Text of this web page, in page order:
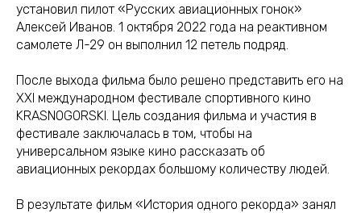
установил пилот «Русских авиационных гонок»
Алексей Иванов. 1 октября 2022 года на реактивном
самолете Л-29 он выполнил 12 петель подряд.
После выхода фильма было решено представить его на
XXI международном фестивале спортивного кино
KRASNOGORSKI. Цель создания фильма и участия в
фестивале заключалась в том, чтобы на
универсальном языке кино рассказать об
авиационных рекордах большому количеству людей.
В результате фильм «История одного рекорда» занял